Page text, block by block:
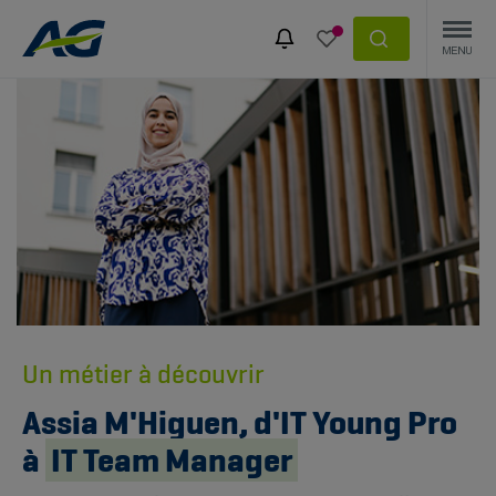
Un métier à découvrir
Assia M'Higuen, d'IT Young Pro
à IT Team Manager